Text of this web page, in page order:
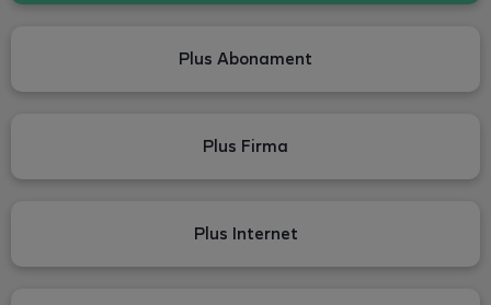
Plus Abonament
Plus Firma
Plus Internet